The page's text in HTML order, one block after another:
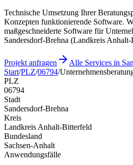
Technische Umsetzung Ihrer
Konzepten funktionierende Software.
maßgeschneiderte Software für
Sandersdorf-Brehna (Landkreis
Projekt anfragen
Alle Services in
Start/PLZ/06794/
PLZ
06794
Stadt
Sandersdorf-Brehna
Kreis
Landkreis Anhalt-Bitterfeld
Bundesland
Sachsen-Anhalt
Anwendungsfälle